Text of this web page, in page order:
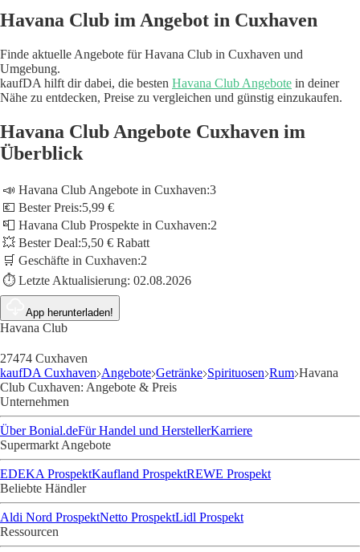
Havana Club im Angebot in Cuxhaven
Finde aktuelle Angebote für Havana Club in Cuxhaven und
Umgebung.
kaufDA hilft dir dabei, die besten Havana Club Angebote in deiner
Nähe zu entdecken, Preise zu vergleichen und günstig einzukaufen.
Havana Club Angebote Cuxhaven im
Überblick
📣 Havana Club Angebote in Cuxhaven:3
💶 Bester Preis:5,99 €
📮 Havana Club Prospekte in Cuxhaven:2
💥 Bester Deal:5,50 € Rabatt
🛒 Geschäfte in Cuxhaven:2
⏱️ Letzte Aktualisierung: 02.08.2026
App herunterladen!
Havana Club
27474 Cuxhaven
kaufDA Cuxhaven Angebote Getränke Spirituosen Rum Havana
Club Cuxhaven: Angebote & Preis
Unternehmen
Über Bonial.deFür Handel und HerstellerKarriere
Supermarkt Angebote
EDEKA ProspektKaufland ProspektREWE Prospekt
Beliebte Händler
Aldi Nord ProspektNetto ProspektLidl Prospekt
Ressourcen